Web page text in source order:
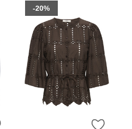
ZUR WUNSCHLISTE HINZUFÜGEN
ZUR
-20%